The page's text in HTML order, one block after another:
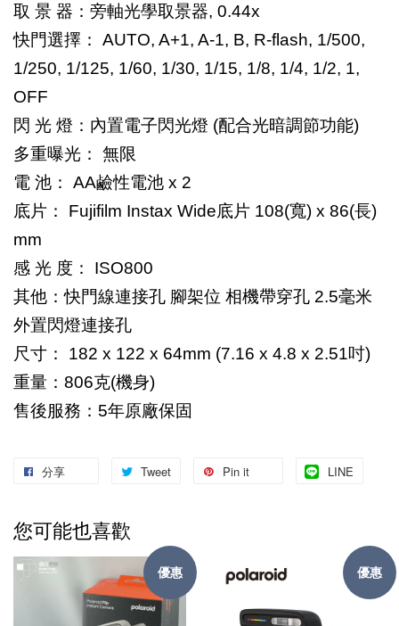
取 景 器：旁軸光學取景器, 0.44x
快門選擇： AUTO, A+1, A-1, B, R-flash, 1/500,
1/250, 1/125, 1/60, 1/30, 1/15, 1/8, 1/4, 1/2, 1,
OFF
閃 光 燈：內置電子閃光燈 (配合光暗調節功能)
多重曝光： 無限
電 池： AA鹼性電池 x 2
底片： Fujifilm Instax Wide底片 108(寬) x 86(長)
mm
感 光 度： ISO800
其他：快門線連接孔 腳架位 相機帶穿孔 2.5毫米
外置閃燈連接孔
尺寸： 182 x 122 x 64mm (7.16 x 4.8 x 2.51吋)
重量：806克(機身)
售後服務 ： 5年原廠保固
分享 Tweet Pin it LINE
您可能也喜歡
優惠 優惠